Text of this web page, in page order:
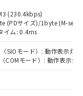
(230.4kbps)
(PDサイズ)/1byte (M-
イム: 0.4ms
SIOモード）: 動作表示灯(
COMモード）: 動作表示
物質）の
能な商品で